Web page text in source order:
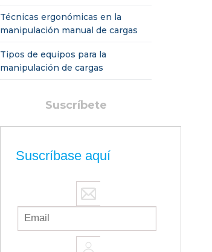
Técnicas ergonómicas en la
manipulación manual de cargas
Tipos de equipos para la
manipulación de cargas
Suscríbete
Suscríbase aquí